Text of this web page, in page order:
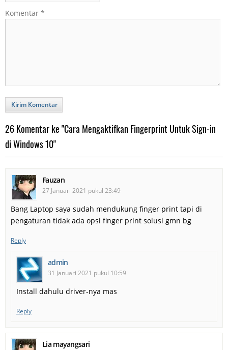
Komentar *
Kirim Komentar
26 Komentar ke "Cara Mengaktifkan Fingerprint Untuk Sign-in
di Windows 10"
Fauzan
27 Januari 2021 pukul 23:49
Bang Laptop saya sudah mendukung finger print tapi di
pengaturan tidak ada opsi finger print solusi gmn bg
Reply
admin
31 Januari 2021 pukul 10:59
Install dahulu driver-nya mas
Reply
Lia mayangsari